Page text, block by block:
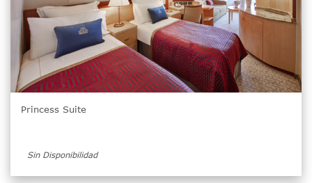
Princess Suite
Sin Disponibilidad